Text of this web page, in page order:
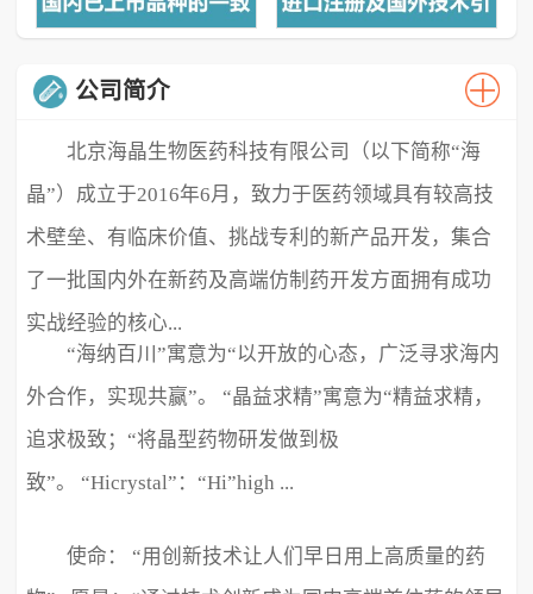
公司简介
北京海晶生物医药科技有限公司（以下简称“海
晶”）成立于2016年6月，致力于医药领域具有较高技
术壁垒、有临床价值、挑战专利的新产品开发，集合
了一批国内外在新药及高端仿制药开发方面拥有成功
实战经验的核心...
“海纳百川”寓意为“以开放的心态，广泛寻求海内
外合作，实现共赢”。 “晶益求精”寓意为“精益求精，
追求极致；“将晶型药物研发做到极
致”。 “Hicrystal”：“Hi”high ...
使命： “用创新技术让人们早日用上高质量的药